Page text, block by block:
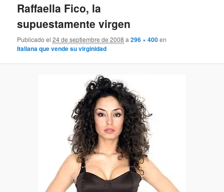
imágenes
Raffaella Fico, la
supuestamente virgen
Publicado el 24 de septiembre de 2008 a296 × 400en
Italiana que vende su virginidad